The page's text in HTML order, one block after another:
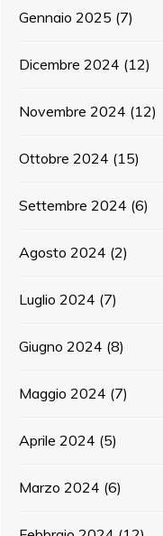
Gennaio 2025 (7)
Dicembre 2024 (12)
Novembre 2024 (12)
Ottobre 2024 (15)
Settembre 2024 (6)
Agosto 2024 (2)
Luglio 2024 (7)
Giugno 2024 (8)
Maggio 2024 (7)
Aprile 2024 (5)
Marzo 2024 (6)